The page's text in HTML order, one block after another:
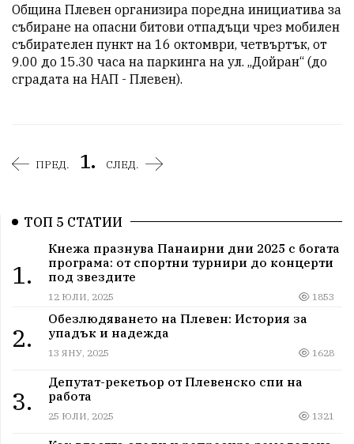
Община Плевен организира поредна инициатива за
събиране на опасни битови отпадъци чрез мобилен
събирателен пункт на 16 октомври, четвъртък, от
9.00 до 15.30 часа на паркинга на ул. „Дойран“ (до
сградата на НАП - Плевен).
ПРЕД. 1. СЛЕД.
ТОП 5 СТАТИИ
1.
Кнежа празнува Панаирни дни 2025 с богата
програма: от спортни турнири до концерти
под звездите
12 ЮЛИ, 2025 1853
2.
Обезлюдяването на Плевен: История за
упадък и надежда
13 ЯНУ, 2025 1628
3.
Депутат-рекетьор от Плевенско спи на
работа
25 ЮЛИ, 2025 1321